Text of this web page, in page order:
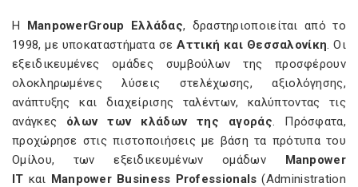
Η ManpowerGroup Ελλάδας, δραστηριοποιείται από το
1998, με υποκαταστήματα σεΑττική και Θεσσαλονίκη. Οι
εξειδικευμένες ομάδες συμβούλων της προσφέρουν
ολοκληρωμένες λύσεις στελέχωσης, αξιολόγησης,
ανάπτυξης και διαχείρισης ταλέντων, καλύπτοντας τις
ανάγκες όλων των κλάδων της αγοράς. Πρόσφατα,
προχώρησε στις πιστοποιήσεις με βάση τα πρότυπα του
Ομίλου, των εξειδικευμένων ομάδων Manpower
IT και Manpower Business Professionals (Administration